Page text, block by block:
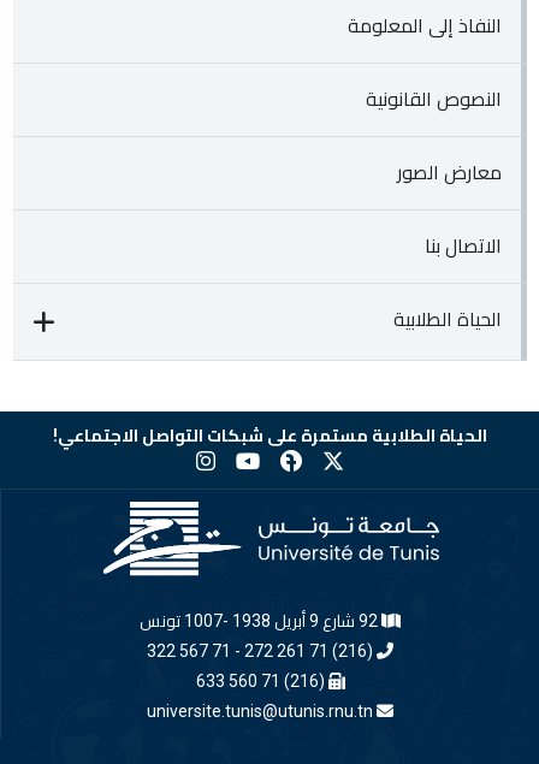
النفاذ إلى المعلومة
النصوص القانونية
معارض الصور
الاتصال بنا
الحياة الطلابية
الحياة الطلابية مستمرة على شبكات التواصل الاجتماعي!
(216) 71 261 272 - 71 567 322
(216) 71 560 633
universite.tunis@utunis.rnu.tn